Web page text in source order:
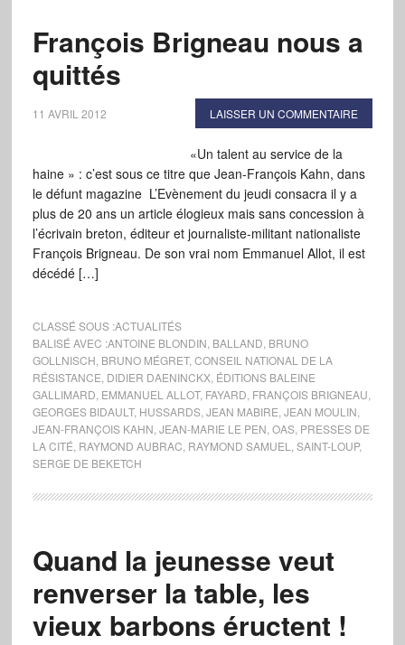
François Brigneau nous a
quittés
11 AVRIL 2012 LAISSER UN COMMENTAIRE
«Un talent au service de la
haine » : c’est sous ce titre que Jean-François Kahn, dans
le défunt magazine L’Evènement du jeudi consacra il y a
plus de 20 ans un article élogieux mais sans concession à
l’écrivain breton, éditeur et journaliste-militant nationaliste
François Brigneau. De son vrai nom Emmanuel Allot, il est
décédé […]
CLASSÉ SOUS :ACTUALITÉS
BALISÉ AVEC :ANTOINE BLONDIN BALLAND BRUNO
GOLLNISCH BRUNO MÉGRET, CONSEIL NATIONAL DE LA
RÉSISTANCE DIDIER DAENINCKX, ÉDITIONS BALEINE
GALLIMARD EMMANUEL ALLOT, FAYARD FRANÇOIS BRIGNEAU
GEORGES BIDAULT, HUSSARDS, JEAN MABIRE JEAN MOULIN
JEAN-FRANÇOIS KAHN JEAN-MARIE LE PEN OAS, PRESSES DE
LA CITÉ RAYMOND AUBRAC RAYMOND SAMUEL SAINT-LOUP,
SERGE DE BEKETCH
Quand la jeunesse veut
renverser la table, les
vieux barbons éructent !